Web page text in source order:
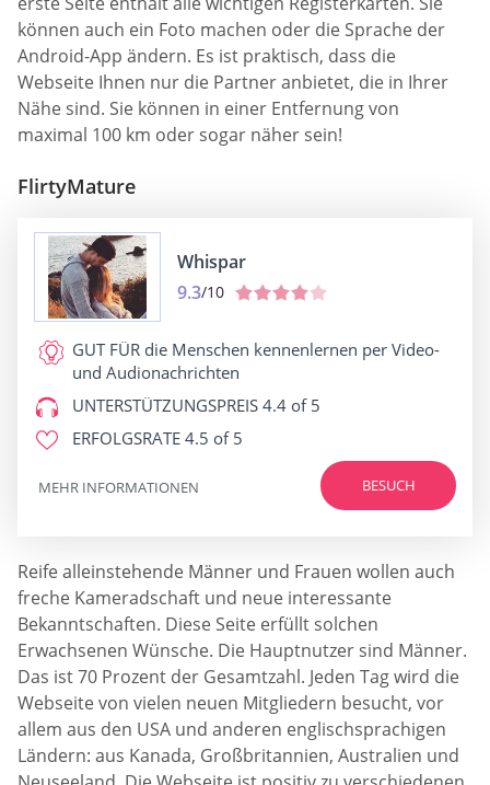
können auch ein Foto machen oder die Sprache der
Android-App ändern. Es ist praktisch, dass die
Webseite Ihnen nur die Partner anbietet, die in Ihrer
Nähe sind. Sie können in einer Entfernung von
maximal 100 km oder sogar näher sein!
FlirtyMature
Whispar
9.3/10
GUT FÜR die Menschen kennenlernen per Video-
und Audionachrichten
UNTERSTÜTZUNGSPREIS 4.4 of 5
ERFOLGSRATE 4.5 of 5
BESUCH
MEHR INFORMATIONEN
Reife alleinstehende Männer und Frauen wollen auch
freche Kameradschaft und neue interessante
Bekanntschaften. Diese Seite erfüllt solchen
Erwachsenen Wünsche. Die Hauptnutzer sind Männer.
Das ist 70 Prozent der Gesamtzahl. Jeden Tag wird die
Webseite von vielen neuen Mitgliedern besucht, vor
allem aus den USA und anderen englischsprachigen
Ländern: aus Kanada, Großbritannien, Australien und